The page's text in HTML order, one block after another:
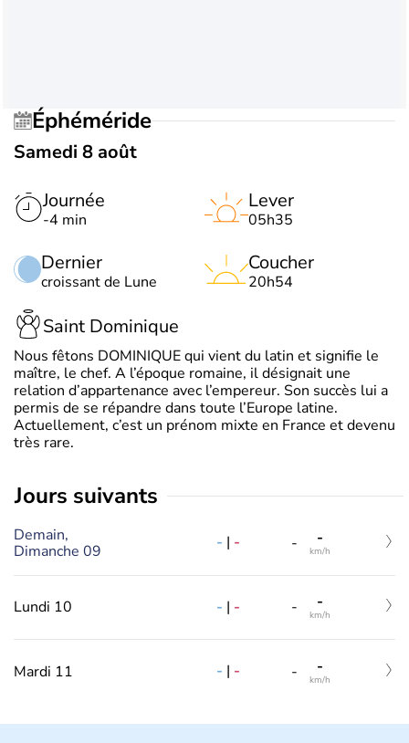
Éphéméride
Samedi 8 août
Journée
-4 min
Dernier
croissant de Lune
Lever
05h35
Coucher
20h54
Saint Dominique
Nous fêtons DOMINIQUE qui vient du latin et signifie le
maître, le chef. A l’époque romaine, il désignait une
relation d’appartenance avec l’empereur. Son succès lui a
permis de se répandre dans toute l’Europe latine.
Actuellement, c’est un prénom mixte en France et devenu
très rare.
jours suivants
Demain,
Dimanche 09
- | - - -
km/h
Lundi 10 - | - - -
km/h
Mardi 11 - | - - -
km/h